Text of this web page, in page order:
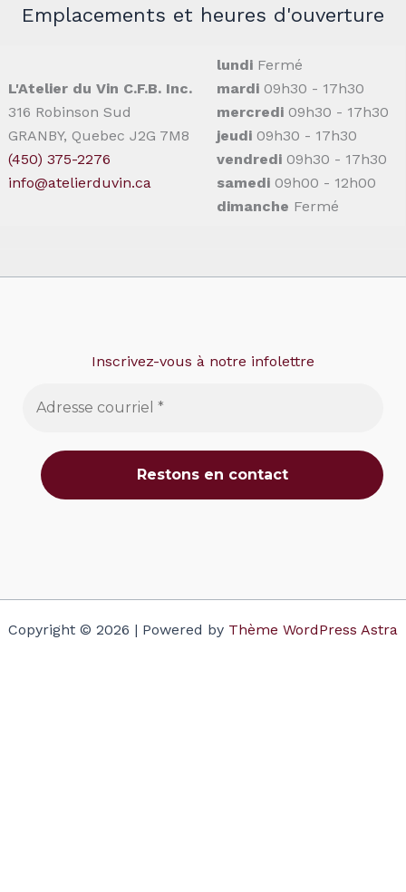
Emplacements et heures d'ouverture
L'Atelier du Vin C.F.B. Inc.
316 Robinson Sud
GRANBY, Quebec J2G 7M8
(450) 375-2276
info@atelierduvin.ca
lundi Fermé
mardi 09h30 - 17h30
mercredi 09h30 - 17h30
jeudi 09h30 - 17h30
vendredi 09h30 - 17h30
samedi 09h00 - 12h00
dimanche Fermé
Inscrivez-vous à notre infolettre
Copyright © 2026 | Powered by Thème WordPress Astra